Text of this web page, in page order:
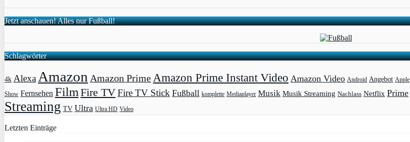
Jetzt anschauen! Alles nur Fußball!
Schlagwörter
4k AlexaAmazon Amazon PrimeAmazon Prime Instant Video Amazon Video Android Angebot Apple
Show Fernsehen FilmFire TVFire TV Stick Fußball komplette Mediaplayer Musik Musik Streaming Nachlass Netflix Prime
Streaming TV Ultra Ultra HD Video
Letzten Einträge